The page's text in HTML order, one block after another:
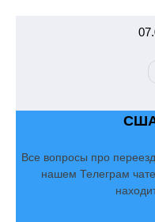
Все вопросы про
нашем Телеграм